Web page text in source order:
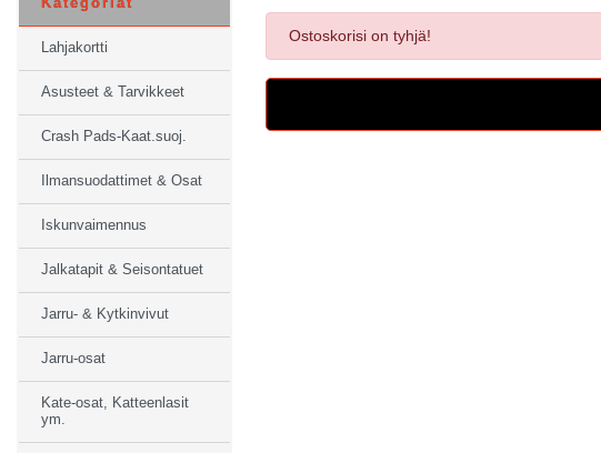
Ostoskorisi on tyhjä!
Lahjakortti
Asusteet & Tarvikkeet
Crash Pads-Kaat.suoj.
Ilmansuodattimet & Osat
Iskunvaimennus
Jalkatapit & Seisontatuet
Jarru- & Kytkinvivut
Jarru-osat
Kate-osat, Katteenlasit
ym.